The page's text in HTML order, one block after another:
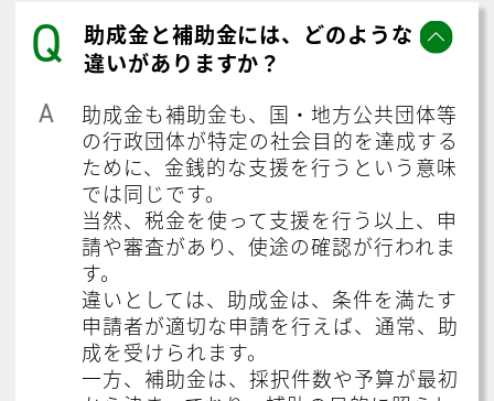
Q
助成金と補助金には、どのような
違いがありますか？
A
助成金も補助金も、国・地方公共団体等
の行政団体が特定の社会目的を達成する
ために、金銭的な支援を行うという意味
では同じです。
当然、税金を使って支援を行う以上、申
請や審査があり、使途の確認が行われま
す。
違いとしては、助成金は、条件を満たす
申請者が適切な申請を行えば、通常、助
成を受けられます。
一方、補助金は、採択件数や予算が最初